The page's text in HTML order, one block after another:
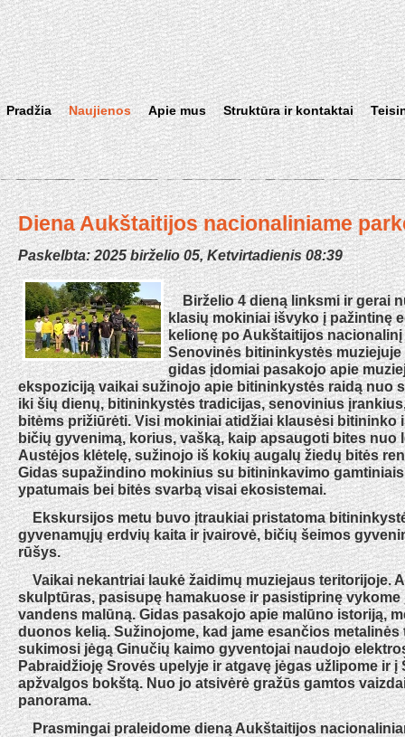
Pradžia Naujienos Apie mus Struktūra ir kontaktai
Diena Aukštaitijos nacionaliniame
Paskelbta: 2025 birželio 05, Ketvirtadienis 08:39
Birželio 4 dieną linksmi ir gerai
klasių mokiniai išvyko į pažintinę
kelionę po Aukštaitijos nacionalinį
Senovinės bitininkystės
gidas įdomiai pasakojo apie
ekspoziciją vaikai sužinojo apie bitininkystės raidą nuo
iki šių dienų, bitininkystės tradicijas, senovinius
bitėms prižiūrėti. Visi mokiniai atidžiai klausėsi bitininko
bičių gyvenimą, korius, vašką, kaip apsaugoti bites nuo
Austėjos klėtelę, sužinojo iš kokių augalų žiedų bitės
Gidas supažindino mokinius su bitininkavimo
ypatumais bei bitės svarbą visai ekosistemai.
Ekskursijos metu buvo įtraukiai pristatoma
gyvenamųjų erdvių kaita ir įvairovė, bičių šeimos
rūšys.
Vaikai nekantriai laukė žaidimų muziejaus teritorijoje.
skulptūras, pasisupę hamakuose ir pasistiprinę vykome
vandens malūną. Gidas pasakojo apie malūno istoriją,
duonos kelią. Sužinojome, kad jame esančios
sukimosi jėgą Ginučių kaimo gyventojai naudojo
Pabraidžioję Srovės upelyje ir atgavę jėgas užlipome ir į
apžvalgos bokštą. Nuo jo atsivėrė gražūs gamtos
panorama.
Prasmingai praleidome dieną Aukštaitijos